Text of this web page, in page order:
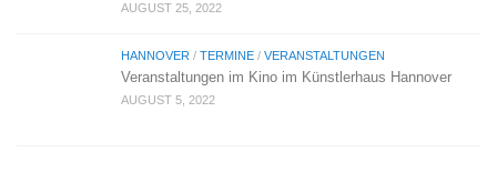
AUGUST 25, 2022
HANNOVER / TERMINE / VERANSTALTUNGEN
Veranstaltungen im Kino im Künstlerhaus Hannover
AUGUST 5, 2022